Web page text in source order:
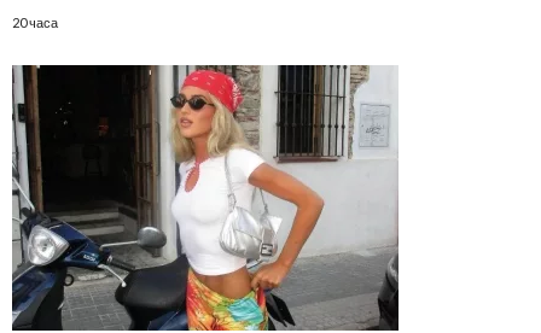
20 часа